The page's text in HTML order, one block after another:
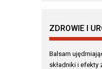
ZDROWIE I
Balsam
składniki i efekty